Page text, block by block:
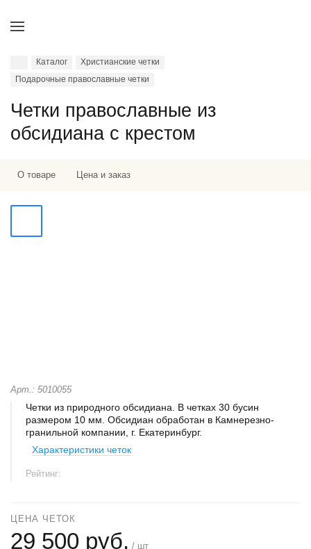
Каталог
Христианские четки
Подарочные православные четки
Четки православные из
обсидиана с крестом
О товаре Цена и заказ
Арт.: 5010055
Четки из природного обсидиана. В четках 30 бусин
размером 10 мм. Обсидиан обработан в Камнерезно-
гранильной компании, г. Екатеринбург.
Характеристики четок
Рейтинг:
ЦЕНА ЧЕТОК
29 500 руб. / шт